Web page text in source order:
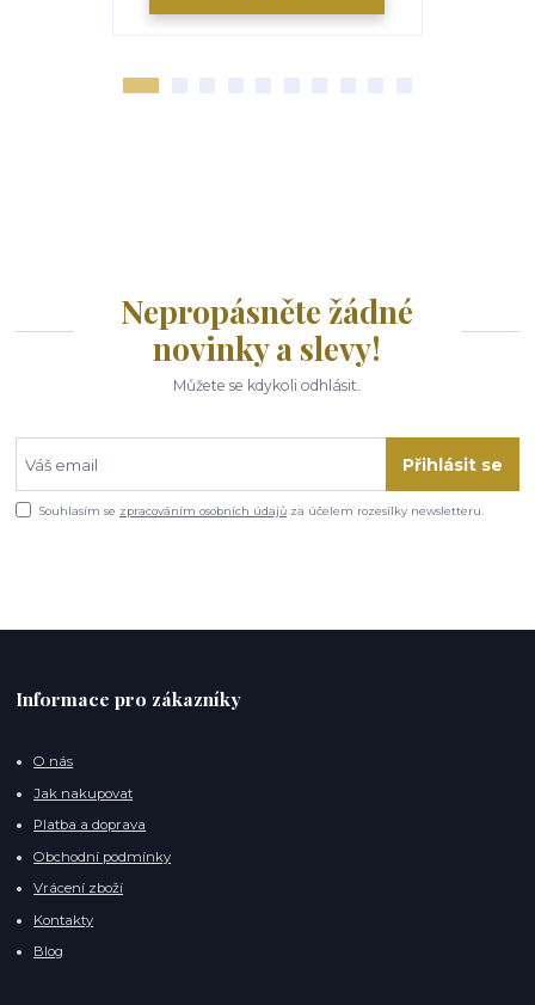
Nepropásněte žádné
novinky a slevy!
Můžete se kdykoli odhlásit.
Přihlásit se
Souhlasím se zpracováním osobních údajů za účelem rozesílky newsletteru.
Informace pro zákazníky
O nás
Jak nakupovat
Platba a doprava
Obchodní podmínky
Vrácení zboží
Kontakty
Blog